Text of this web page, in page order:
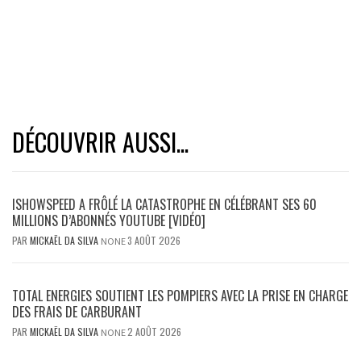
DÉCOUVRIR AUSSI...
ISHOWSPEED A FRÔLÉ LA CATASTROPHE EN CÉLÉBRANT SES 60
MILLIONS D’ABONNÉS YOUTUBE [VIDÉO]
PAR MICKAËL DA SILVA NONE3 AOÛT 2026
TOTAL ENERGIES SOUTIENT LES POMPIERS AVEC LA PRISE EN CHARGE
DES FRAIS DE CARBURANT
PAR MICKAËL DA SILVA NONE2 AOÛT 2026